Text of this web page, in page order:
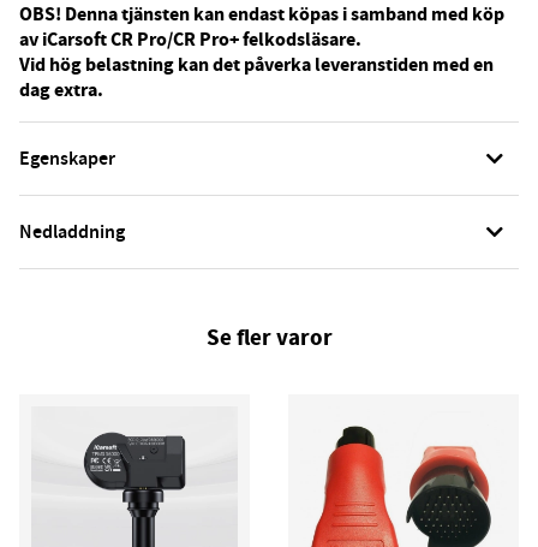
OBS! Denna tjänsten kan endast köpas i samband med köp
av iCarsoft CR Pro/CR Pro+ felkodsläsare.
Vid hög belastning kan det påverka leveranstiden med en
dag extra.
Egenskaper
Nedladdning
Se fler varor